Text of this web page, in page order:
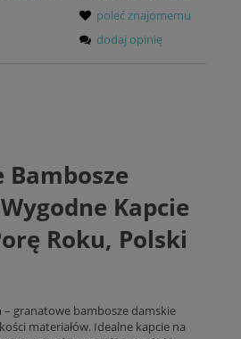
poleć znajomemu
dodaj opinię
Kapcie
Roku, Polski
granatowe bambosze damskie
materiałów. Idealne kapcie na